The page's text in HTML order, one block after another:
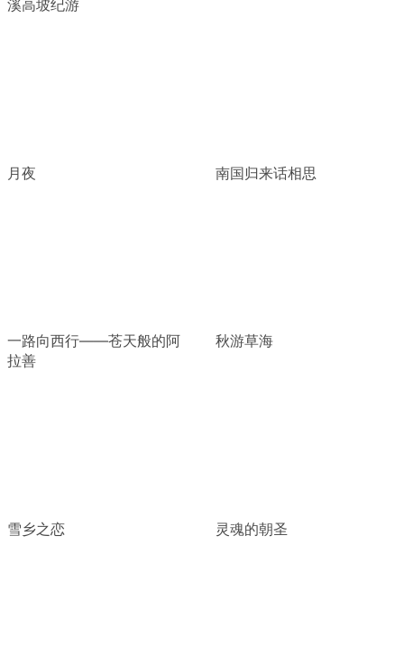
溪高坡纪游
月夜 南国归来话相思
一路向西行——苍天般的阿
拉善
秋游草海
雪乡之恋 灵魂的朝圣